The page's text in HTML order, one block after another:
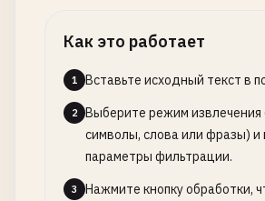
Как это работает
1 Вставьте исходный текст в
2
Выберите режим
символы, слова или фразы) и
параметры фильтрации.
3
Нажмите кнопку обработки,